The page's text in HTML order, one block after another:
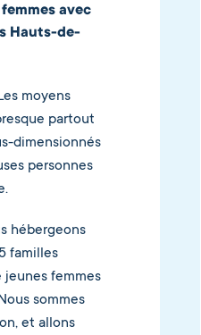
avec
Hauts-de-
moyens
partout
dimensionnés
personnes
hébergeons
familles
jeunes femmes
sommes
et allons